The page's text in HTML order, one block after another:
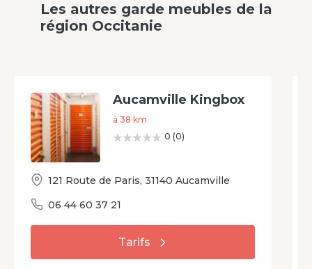
Les autres garde meubles de la
région Occitanie
Aucamville Kingbox
à 38 km
0 (0)
121 Route de Paris, 31140 Aucamville
06 44 60 37 21
Tarifs